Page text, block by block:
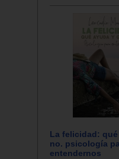
La felicidad:
no. psicología
entendernos